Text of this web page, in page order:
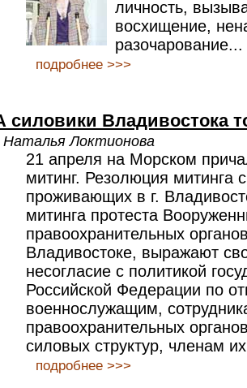
личность,
восхищение,
разочарование...
подробнее >>>
силовики Владивостока
Наталья Локтионова
21 апреля на Морском
митинг. Резолюция митинга
проживающих в г.
митинга протеста
правоохранительных
Владивостоке, выражают
несогласие с политикой
Российской Федерации по
военнослужащим,
правоохранительных
силовых структур, членам
подробнее >>>